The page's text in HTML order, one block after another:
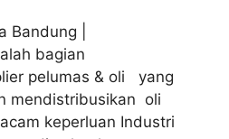
Bandung |
bagian
pelumas & oli yang
mendistribusikan oli
keperluan Industri